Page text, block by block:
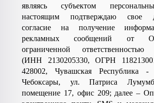
являясь субъектом
настоящим подтверждаю свое
согласие на получение
рекламных сообщений от
ограниченной
(ИНН 2130205330, ОГРН
428002, Чувашская Республика
Чебоксары, ул. Патриса
помещение 17, офис 209; далее –